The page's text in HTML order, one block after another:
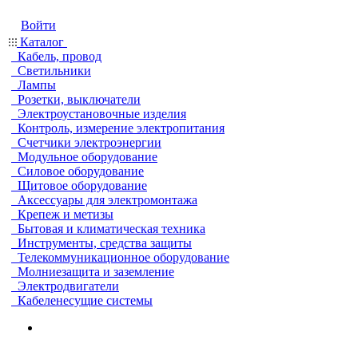
Войти
Каталог
Кабель, провод
Светильники
Лампы
Розетки, выключатели
Электроустановочные изделия
Контроль, измерение электропитания
Счетчики электроэнергии
Модульное оборудование
Силовое оборудование
Щитовое оборудование
Аксессуары для электромонтажа
Крепеж и метизы
Бытовая и климатическая техника
Инструменты, средства защиты
Телекоммуникационное оборудование
Молниезащита и заземление
Электродвигатели
Кабеленесущие системы